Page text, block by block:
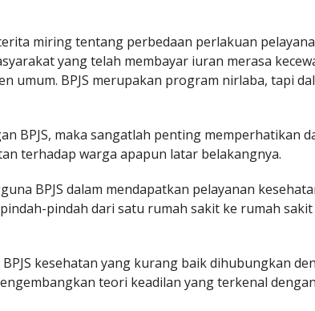
miring tentang perbedaan perlakuan
yang telah membayar iuran merasa
umum. BPJS merupakan program nirlaba, tapi
BPJS, maka sangatlah penting memperhatikan
terhadap warga apapun latar belakangnya.
BPJS dalam mendapatkan pelayanan
pindah dari satu rumah sakit ke rumah
kesehatan yang kurang baik dihubungkan
teori keadilan yang terkenal